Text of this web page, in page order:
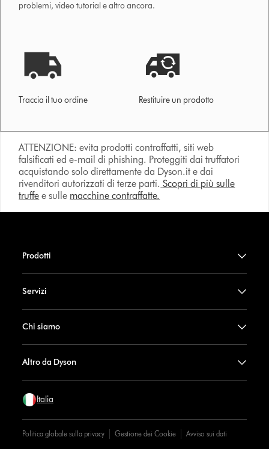
problemi, video tutorial e altro ancora.
Traccia il tuo ordine Restituire un prodotto
ATTENZIONE: evita prodotti contraffatti, siti web
falsificati ed e-mail di phishing. Proteggiti dai truffatori
acquistando solo direttamente da Dyson.it e dai
rivenditori autorizzati di terze parti. Scopri di più sulle
truffe e sulle macchine contraffatte.
Prodotti
Servizi
Chi siamo
Altro da Dyson
Italia
Politica globale sulla privacy Gestione dei Cookie Avviso sui dati